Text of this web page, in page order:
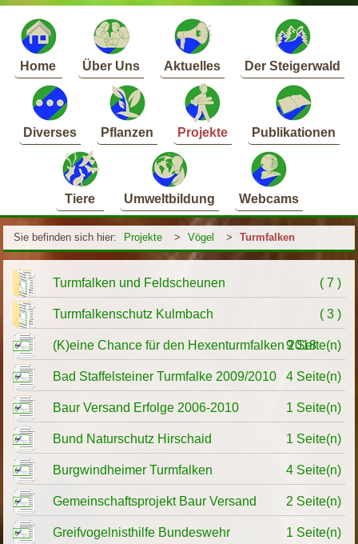
Home Über Uns Aktuelles Der Steigerwald
Diverses Pflanzen Projekte Publikationen
Tiere Umweltbildung Webcams
Sie befinden sich hier: Projekte > Vögel > Turmfalken
Turmfalken und Feldscheunen ( 7 )
Turmfalkenschutz Kulmbach ( 3 )
(K)eine Chance für den Hexenturmfalken 2018
9 Seite(n)
Bad Staffelsteiner Turmfalke 2009/2010 4 Seite(n)
Baur Versand Erfolge 2006-2010 1 Seite(n)
Bund Naturschutz Hirschaid 1 Seite(n)
Burgwindheimer Turmfalken 4 Seite(n)
Gemeinschaftsprojekt Baur Versand 2 Seite(n)
Greifvogelnisthilfe Bundeswehr 1 Seite(n)